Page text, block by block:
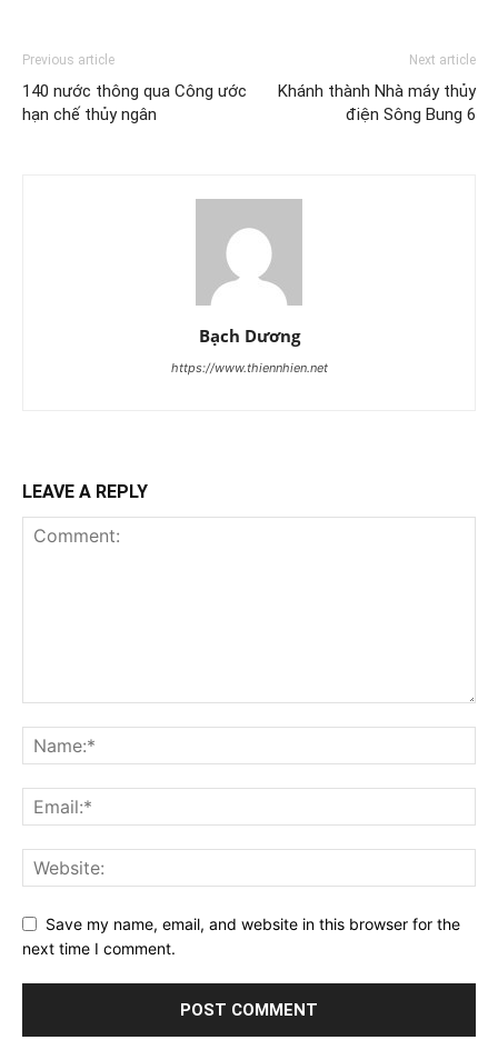
Previous article
140 nước thông qua Công ước
hạn chế thủy ngân
Next article
Khánh thành Nhà máy thủy
điện Sông Bung 6
Bạch Dương
https://www.thiennhien.net
LEAVE A REPLY
Save my name, email, and website in this browser for the
next time I comment.